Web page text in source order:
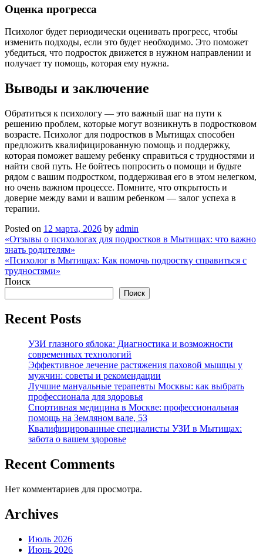
Оценка прогресса
Психолог будет периодически оценивать прогресс, чтобы
изменить подходы, если это будет необходимо. Это поможет
убедиться, что подросток движется в нужном направлении и
получает ту помощь, которая ему нужна.
Выводы и заключение
Обратиться к психологу — это важный шаг на пути к
решению проблем, которые могут возникнуть в подростковом
возрасте. Психолог для подростков в Мытищах способен
предложить квалифицированную помощь и поддержку,
которая поможет вашему ребенку справиться с трудностями и
найти свой путь. Не бойтесь попросить о помощи и будьте
рядом с вашим подростком, поддерживая его в этом нелегком,
но очень важном процессе. Помните, что открытость и
доверие между вами и вашим ребенком — залог успеха в
терапии.
Posted on 12 марта, 2026 by admin
Навигация
по
записям
«Отзывы о психологах для подростков в Мытищах: что важно
знать родителям»
«Психолог в Мытищах: Как помочь подростку справиться с
трудностями»
Поиск
Поиск
Recent Posts
УЗИ глазного яблока: Диагностика и возможности
современных технологий
Эффективное лечение растяжения паховой мышцы у
мужчин: советы и рекомендации
Лучшие мануальные терапевты Москвы: как выбрать
профессионала для здоровья
Спортивная медицина в Москве: профессиональная
помощь на Земляном вале, 53
Квалифицированные специалисты УЗИ в Мытищах:
забота о вашем здоровье
Recent Comments
Нет комментариев для просмотра.
Archives
Июль 2026
Июнь 2026